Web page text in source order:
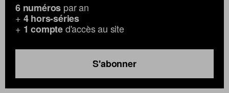
6 numéros par an
+ 4 hors-séries
+ 1 compted'accès au site
S'abonner